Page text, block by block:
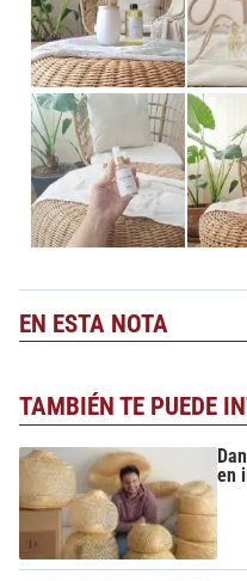
EN ESTA NOTA
TAMBIÉN TE PUEDE
en